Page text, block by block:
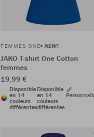
FEMMES ONE NEW!
JAKO T-shirt One Cotton
femmes
19,99 €
Disponible
en 14
couleurs
différentes
Disponible
en 14
couleurs
différentes